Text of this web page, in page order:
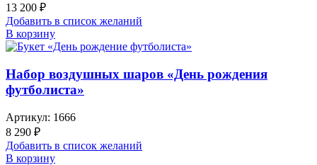
13 200 ₽
Добавить в список желаний
В корзину
Набор воздушных шаров «День рождения
футболиста»
Артикул: 1666
8 290 ₽
Добавить в список желаний
В корзину